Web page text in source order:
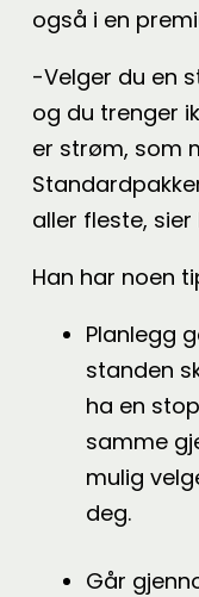
også i en
-Velger du en
og du trenger
er strøm, som
aller fleste,
Han har noen
Planlegg
standen
ha en
samme
mulig
deg.
Går